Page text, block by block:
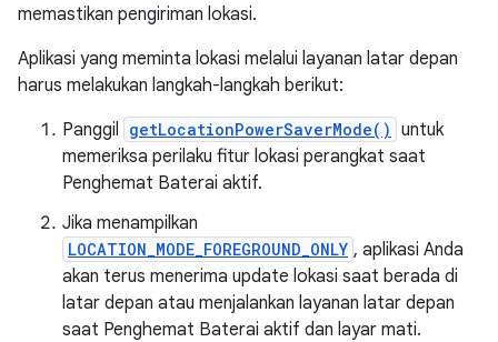
memastikan pengiriman lokasi.
Aplikasi yang meminta lokasi melalui layanan latar depan
harus melakukan langkah-langkah berikut:
Panggil getLocationPowerSaverMode() untuk
memeriksa perilaku fitur lokasi perangkat saat
Penghemat Baterai aktif.
Jika menampilkan
LOCATION_MODE_FOREGROUND_ONLY , aplikasi Anda
akan terus menerima update lokasi saat berada di
latar depan atau menjalankan layanan latar depan
saat Penghemat Baterai aktif dan layar mati.